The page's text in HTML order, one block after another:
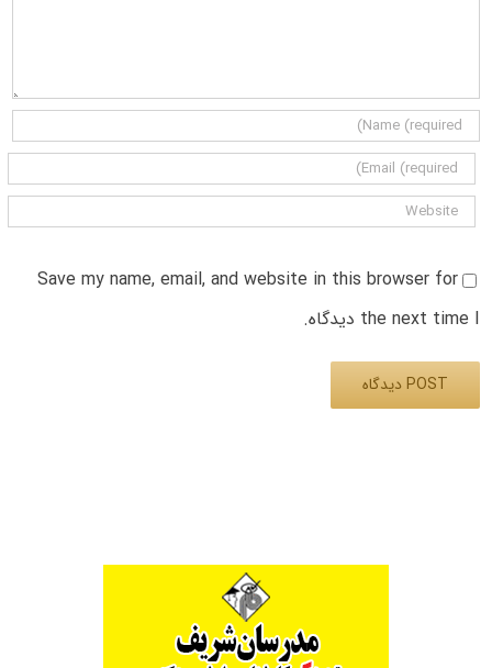
Save my name, email, and website in this browser for
the next time I دیدگاه.